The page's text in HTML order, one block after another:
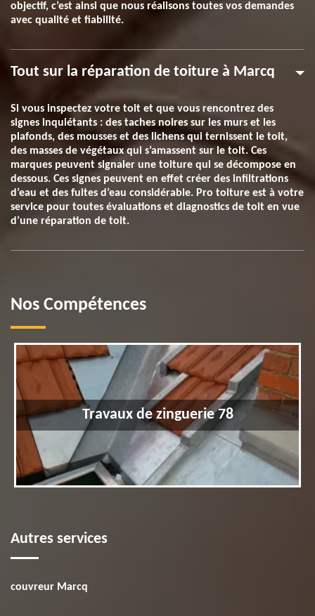
objectif, c’est ainsi que nous réalisons toutes vos demandes
avec qualité et fiabilité.
Tout sur la réparation de toiture à Marcq
Si vous inspectez votre toit et que vous rencontrez des
signes inquiétants : des taches noires sur les murs et les
plafonds, des mousses et des lichens qui ternissent le toit,
des masses de végétaux qui s’amassent sur le toit. Ces
marques peuvent signaler une toiture qui se décompose en
dessous. Ces signes peuvent en effet créer des infiltrations
d’eau et des fuites d’eau considérable. Pro toiture est à votre
service pour toutes évaluations et diagnostics de toit en vue
d’une réparation de toit.
Nos Compétences
Travaux de zinguerie 78
Autres services
couvreur Marcq